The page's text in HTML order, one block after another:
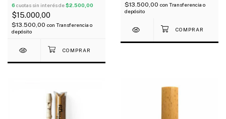
6 cuotas sin interés de$2.500,00
$15.000,00
$13.500,00 con Transferencia o
depósito
$13.500,00 con Transferencia o
depósito